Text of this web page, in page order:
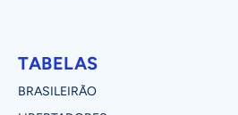
TABELAS
BRASILEIRÃO